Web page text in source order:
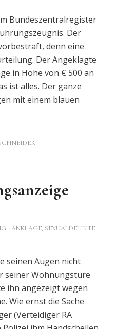
Bundeszentralregister
Der
denn eine
Der Angeklagte
in Höhe von € 500 an
ist alles. Der ganze
mit einem blauen
- ANKLAGE, SEXUALDELIKTE
seinen Augen nicht
seiner Wohnungstüre
ihn angezeigt wegen
Wie ernst die Sache
(Verteidiger RA